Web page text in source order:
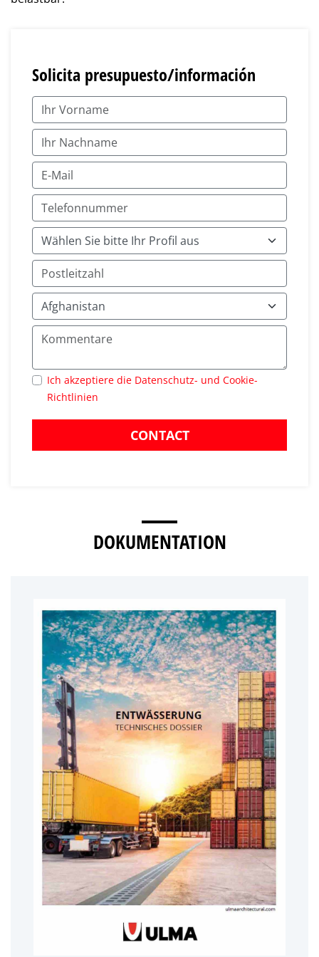
Solicita presupuesto/información
Ich akzeptiere die Datenschutz- und Cookie-
Richtlinien
CONTACT
DOKUMENTATION